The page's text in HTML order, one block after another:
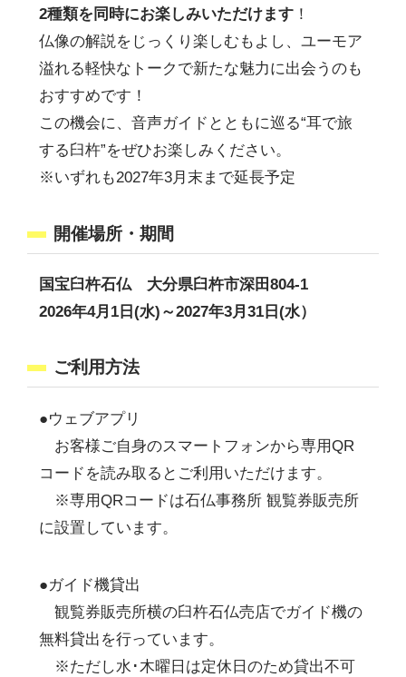
2種類を同時にお楽しみいただけます！
仏像の解説をじっくり楽しむもよし、ユーモア
溢れる軽快なトークで新たな魅力に出会うのも
おすすめです！
この機会に、音声ガイドとともに巡る“耳で旅
する臼杵”をぜひお楽しみください。
※いずれも2027年3月末まで延長予定
開催場所・期間
国宝臼杵石仏 大分県臼杵市深田804-1
2026年4月1日(水)～2027年3月31日(水）
ご利用方法
●ウェブアプリ
お客様ご自身のスマートフォンから専用QR
コードを読み取るとご利用いただけます。
※専用QRコードは石仏事務所 観覧券販売所
に設置しています。
●ガイド機貸出
観覧券販売所横の臼杵石仏売店でガイド機の
無料貸出を行っています。
※ただし水･木曜日は定休日のため貸出不可